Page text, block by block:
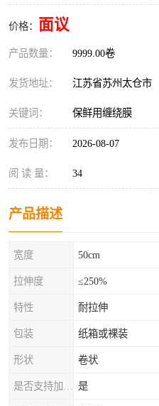
价格： 面议
产品数量： 9999.00卷
发货地址： 江苏省苏州太仓市
关键词： 保鲜用缠绕膜
发布日期： 2026-08-07
阅 读 量： 34
产品描述
宽度 50cm
拉伸度 ≤250%
特性 耐拉伸
包装 纸箱或裸装
形状 卷状
是